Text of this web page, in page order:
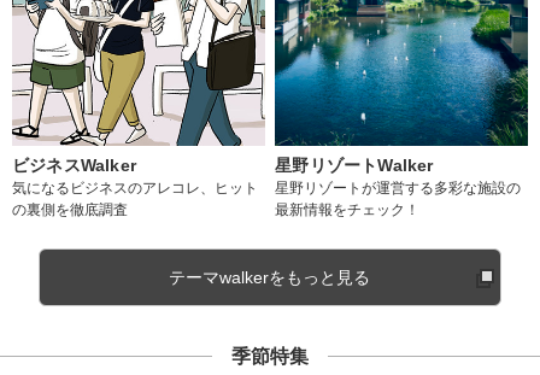
ビジネスWalker
気になるビジネスのアレコレ、ヒット
の裏側を徹底調査
星野リゾートWalker
星野リゾートが運営する多彩な施設の
最新情報をチェック！
テーマwalkerをもっと見る
季節特集